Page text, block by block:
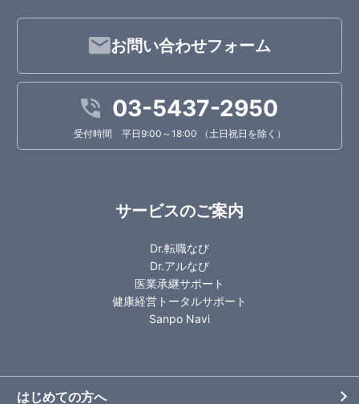
お問い合わせフォーム
03-5437-2950
受付時間 平日9:00～18:00 （土日祝日を除く）
サービスのご案内
Dr.転職なび
Dr.アルなび
医業承継サポート
健康経営トータルサポート
Sanpo Navi
はじめての方へ